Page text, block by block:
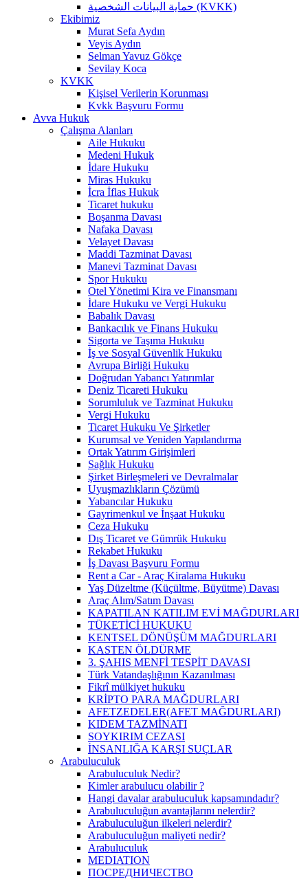
حماية البيانات الشخصية (KVKK)
Ekibimiz
Murat Sefa Aydın
Veyis Aydın
Selman Yavuz Gökçe
Sevilay Koca
KVKK
Kişisel Verilerin Korunması
Kvkk Başvuru Formu
Avva Hukuk
Çalışma Alanları
Aile Hukuku
Medeni Hukuk
İdare Hukuku
Miras Hukuku
İcra İflas Hukuk
Ticaret hukuku
Boşanma Davası
Nafaka Davası
Velayet Davası
Maddi Tazminat Davası
Manevi Tazminat Davası
Spor Hukuku
Otel Yönetimi Kira ve Finansmanı
İdare Hukuku ve Vergi Hukuku
Babalık Davası
Bankacılık ve Finans Hukuku
Sigorta ve Taşıma Hukuku
İş ve Sosyal Güvenlik Hukuku
Avrupa Birliği Hukuku
Doğrudan Yabancı Yatırımlar
Deniz Ticareti Hukuku
Sorumluluk ve Tazminat Hukuku
Vergi Hukuku
Ticaret Hukuku Ve Şirketler
Kurumsal ve Yeniden Yapılandırma
Ortak Yatırım Girişimleri
Sağlık Hukuku
Şirket Birleşmeleri ve Devralmalar
Uyuşmazlıkların Çözümü
Yabancılar Hukuku
Gayrimenkul ve İnşaat Hukuku
Ceza Hukuku
Dış Ticaret ve Gümrük Hukuku
Rekabet Hukuku
İş Davası Başvuru Formu
Rent a Car - Araç Kiralama Hukuku
Yaş Düzeltme (Küçültme, Büyütme) Davası
Araç Alım/Satım Davası
KAPATILAN KATILIM EVİ MAĞDURLARI
TÜKETİCİ HUKUKU
KENTSEL DÖNÜŞÜM MAĞDURLARI
KASTEN ÖLDÜRME
3. ŞAHIS MENFİ TESPİT DAVASI
Türk Vatandaşlığının Kazanılması
Fikrî mülkiyet hukuku
KRİPTO PARA MAĞDURLARI
AFETZEDELER(AFET MAĞDURLARI)
KIDEM TAZMİNATI
SOYKIRIM CEZASI
İNSANLIĞA KARŞI SUÇLAR
Arabuluculuk
Arabuluculuk Nedir?
Kimler arabulucu olabilir ?
Hangi davalar arabuluculuk kapsamındadır?
Arabuluculuğun avantajlarını nelerdir?
Arabuluculuğun ilkeleri nelerdir?
Arabuluculuğun maliyeti nedir?
Arabuluculuk
MEDIATION
ПОСРЕДНИЧЕСТВО